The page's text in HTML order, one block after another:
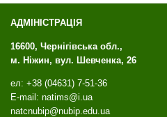
АДМІНІСТРАЦІЯ
16600, Чернігівська обл.,
м. Ніжин, вул. Шевченка, 26
ел: +38 (04631) 7-51-36
E-mail: natims@i.ua
natcnubip@nubip.edu.ua